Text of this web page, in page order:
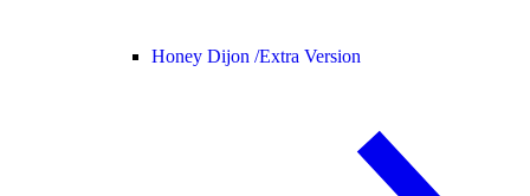
Honey Dijon /Extra Version